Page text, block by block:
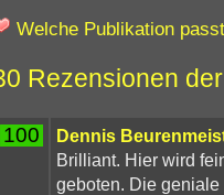
Welche Publikation
Rezensionen
100
Dennis
Brilliant. Hier wird
geboten. Die